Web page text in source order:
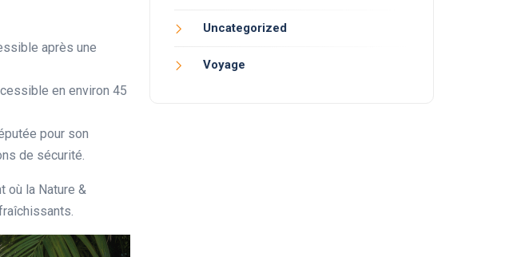
après une
en environ 45
pour son
de sécurité.
où la Nature &
Uncategorized
Voyage